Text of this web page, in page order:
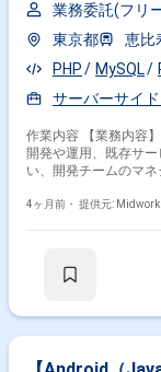
業務委託(フリ
東京都
恵比
PHP
MySQL
サーバーサイ
作業内容 【業務内容】 仮想空間・メタバース向けサービスにおいて、API
開発や運用、既存サ
い、開発チームのマネジメント
バースプラットフォー
4ヶ月前・ 提供元: